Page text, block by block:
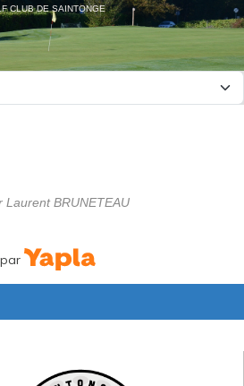
CLUB DE SAINTONGE
Laurent BRUNETEAU
cookies